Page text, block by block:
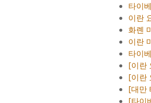
타이
이란
화롄
이란
타이
[이란
[이란
[대만